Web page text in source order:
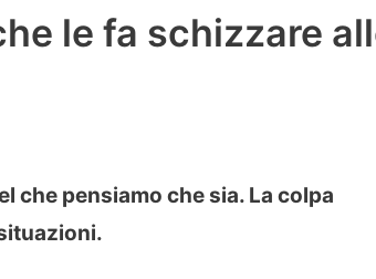
le fa schizzare
che pensiamo che sia. La colpa